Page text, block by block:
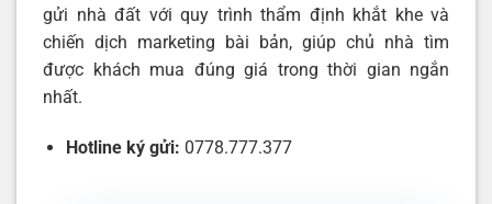
gửi nhà đất với quy trình thẩm định khắt khe và
chiến dịch marketing bài bản, giúp chủ nhà tìm
được khách mua đúng giá trong thời gian ngắn
nhất.
Hotline ký gửi: 0778.777.377